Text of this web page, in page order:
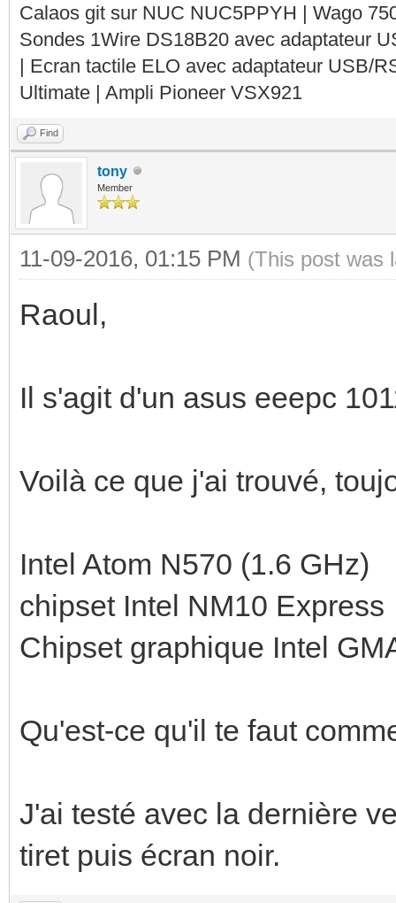
Calaos git sur NUC NUC5PPYH | Wago
Sondes 1Wire DS18B20 avec adaptateur
| Ecran tactile ELO avec adaptateur USB/
Ultimate | Ampli Pioneer VSX921
Find
tony
Member
11-09-2016, 01:15 PM (This post was
Raoul,
Il s'agit d'un asus eeepc
Voilà ce que j'ai trouvé,
Intel Atom N570 (1.6 GHz)
chipset Intel NM10 Express
Chipset graphique Intel
Qu'est-ce qu'il te faut
J'ai testé avec la dernière
tiret puis écran noir.